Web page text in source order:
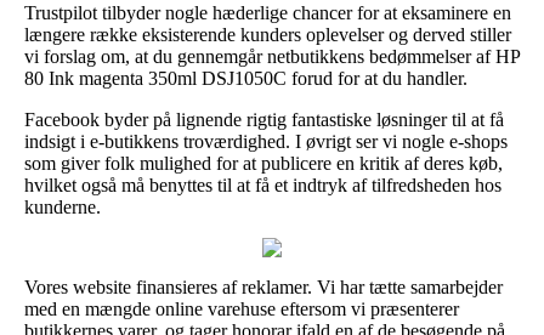
Trustpilot tilbyder nogle hæderlige chancer for at eksaminere en
længere række eksisterende kunders oplevelser og derved stiller
vi forslag om, at du gennemgår netbutikkens bedømmelser af HP
80 Ink magenta 350ml DSJ1050C forud for at du handler.
Facebook byder på lignende rigtig fantastiske løsninger til at få
indsigt i e-butikkens troværdighed. I øvrigt ser vi nogle e-shops
som giver folk mulighed for at publicere en kritik af deres køb,
hvilket også må benyttes til at få et indtryk af tilfredsheden hos
kunderne.
Vores website finansieres af reklamer. Vi har tætte samarbejder
med en mængde online varehuse eftersom vi præsenterer
butikkernes varer, og tager honorar ifald en af de besøgende på